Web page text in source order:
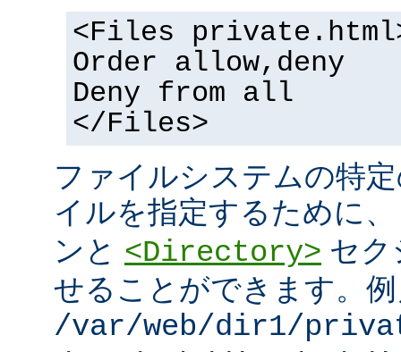
<Files
Order allow,deny
Deny from all
</Files>
ファイルシステムの特
イルを指定するために
ンと <Directory> セク
せることができます。
/var/web/dir1/